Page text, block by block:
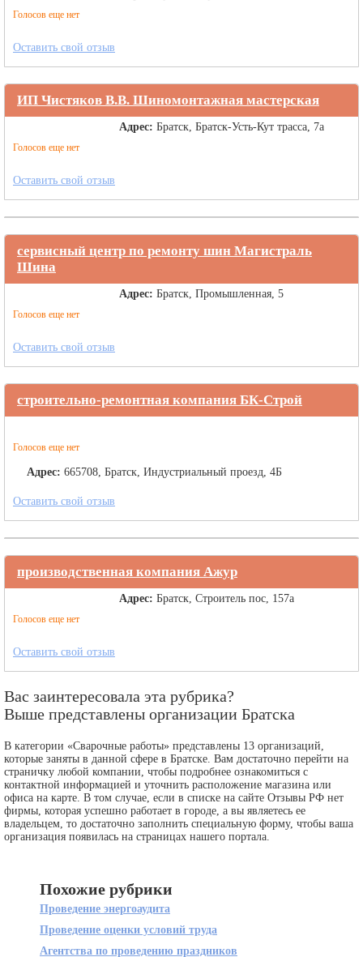
Голосов еще нет
Оставить свой отзыв
ИП Чистяков В.В. Шиномонтажная мастерская
Голосов еще нет
Адрес: Братск, Братск-Усть-Кут трасса, 7а
Оставить свой отзыв
сервисный центр по ремонту шин Магистраль
Шина
Голосов еще нет
Адрес: Братск, Промышленная, 5
Оставить свой отзыв
строительно-ремонтная компания БК-Строй
Голосов еще нет
Адрес: 665708, Братск, Индустриальный проезд, 4Б
Оставить свой отзыв
производственная компания Ажур
Голосов еще нет
Адрес: Братск, Строитель пос, 157а
Оставить свой отзыв
Вас заинтересовала эта рубрика?
Выше представлены организации Братска
В категории «Сварочные работы» представлены 13 организаций,
которые заняты в данной сфере в Братске. Вам достаточно перейти на
страничку любой компании, чтобы подробнее ознакомиться с
контактной информацией и уточнить расположение магазина или
офиса на карте. В том случае, если в списке на сайте Отзывы РФ нет
фирмы, которая успешно работает в городе, а вы являетесь ее
владельцем, то достаточно заполнить специальную форму, чтобы ваша
организация появилась на страницах нашего портала.
Похожие рубрики
Проведение энергоаудита
Проведение оценки условий труда
Агентства по проведению праздников